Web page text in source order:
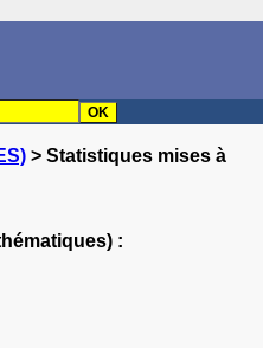
> Statistiques mises à
: